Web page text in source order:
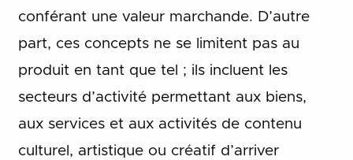
conférant une valeur marchande. D’autre
part, ces concepts ne se limitent pas au
produit en tant que tel ; ils incluent les
secteurs d’activité permettant aux biens,
aux services et aux activités de contenu
culturel, artistique ou créatif d’arriver